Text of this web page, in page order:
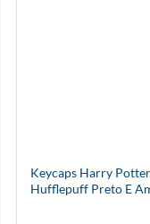
Keycaps Harry
Hufflepuff Preto E